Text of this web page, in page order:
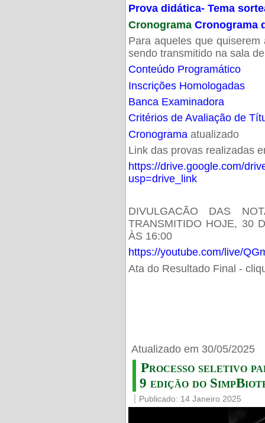
Prova didática- Tema
Cronograma Cronograma
Para aqueles que
sendo transmitido na sala
Conteúdo Programático
Inscrições Homologadas
Banca Examinadora
Critérios de Avaliação de
Cronogramaatualizado
Link das provas realizadas
https://drive.google.com/
usp=drive_link
DIVULGACÃO DAS
TRANSMITIDO HOJE, 30
ÀS 16:00
https://youtube.com/live/
Ata do Resultado Final -
Atualizado em 30/05/2025
Processo seletivo
9 edição do
Publicado: 14 Janeiro 2025